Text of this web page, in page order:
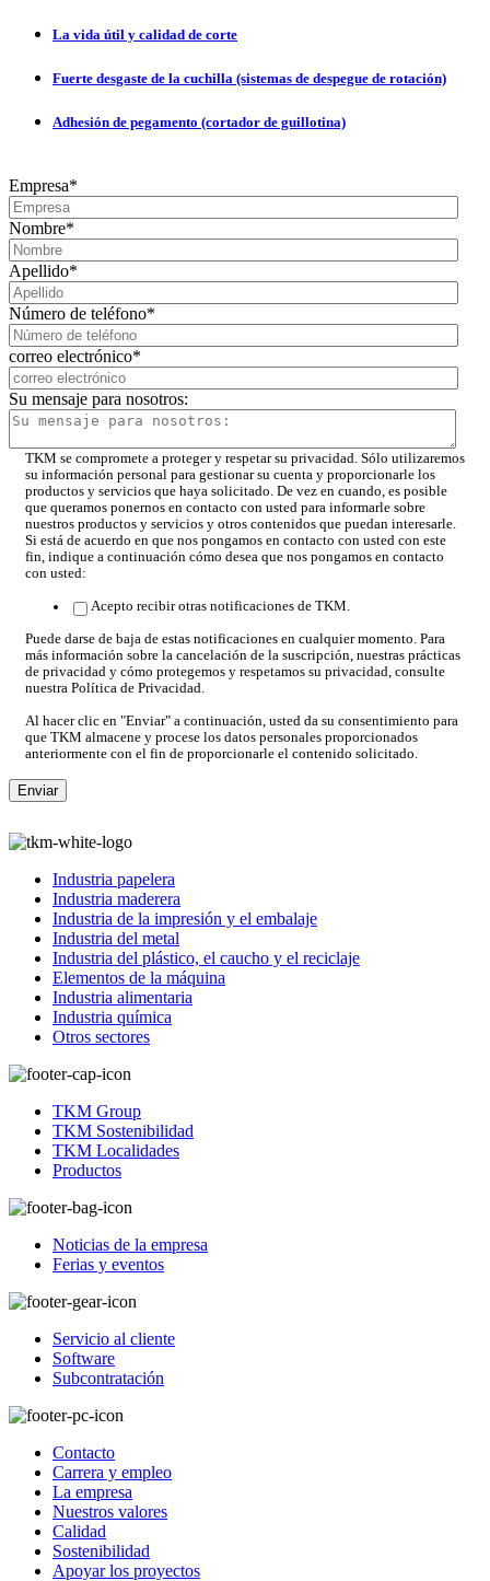
La vida útil y calidad de corte
Fuerte desgaste de la cuchilla (sistemas de despegue de rotación)
Adhesión de pegamento (cortador de guillotina)
Empresa*
Nombre*
Apellido*
Número de teléfono*
correo electrónico*
Su mensaje para nosotros:
TKM se compromete a proteger y respetar su privacidad. Sólo utilizaremos
su información personal para gestionar su cuenta y proporcionarle los
productos y servicios que haya solicitado. De vez en cuando, es posible
que queramos ponernos en contacto con usted para informarle sobre
nuestros productos y servicios y otros contenidos que puedan interesarle.
Si está de acuerdo en que nos pongamos en contacto con usted con este
fin, indique a continuación cómo desea que nos pongamos en contacto
con usted:
Acepto recibir otras notificaciones de TKM.
Puede darse de baja de estas notificaciones en cualquier momento. Para
más información sobre la cancelación de la suscripción, nuestras prácticas
de privacidad y cómo protegemos y respetamos su privacidad, consulte
nuestra Política de Privacidad.
Al hacer clic en "Enviar" a continuación, usted da su consentimiento para
que TKM almacene y procese los datos personales proporcionados
anteriormente con el fin de proporcionarle el contenido solicitado.
Industria papelera
Industria maderera
Industria de la impresión y el embalaje
Industria del metal
Industria del plástico, el caucho y el reciclaje
Elementos de la máquina
Industria alimentaria
Industria química
Otros sectores
TKM Group
TKM Sostenibilidad
TKM Localidades
Productos
Noticias de la empresa
Ferias y eventos
Servicio al cliente
Software
Subcontratación
Contacto
Carrera y empleo
La empresa
Nuestros valores
Calidad
Sostenibilidad
Apoyar los proyectos